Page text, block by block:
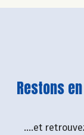
Restons
....et